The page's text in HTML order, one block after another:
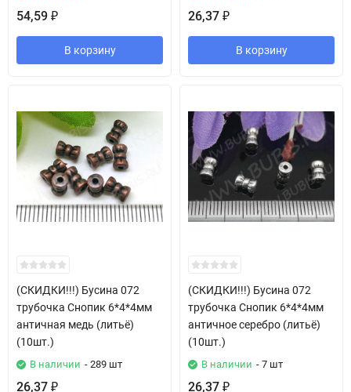
54,59 ₽
В корзину
26,37 ₽
В корзину
(СКИДКИ!!!) Бусина 072
трубочка Снопик 6*4*4мм
античная медь (литьё)
(10шт.)
В наличии - 289 шт
26,37 ₽
(СКИДКИ!!!) Бусина 072
трубочка Снопик 6*4*4мм
античное серебро (литьё)
(10шт.)
В наличии - 7 шт
26,37 ₽